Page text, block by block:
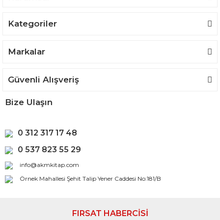
Kategoriler
Markalar
Güvenli Alışveriş
Bize Ulaşın
0 312 317 17 48
0 537 823 55 29
info@akmkitap.com
Örnek Mahallesi Şehit Talip Yener Caddesi No:181/B
FIRSAT HABERCİSİ